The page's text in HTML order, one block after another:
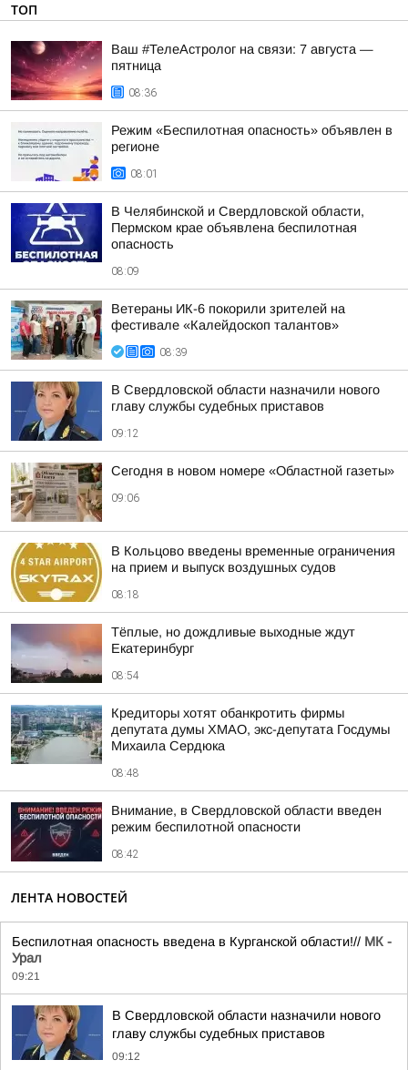
ТОП
Ваш #ТелеАстролог на связи: 7 августа —
пятница
08:36
Режим «Беспилотная опасность» объявлен в
регионе
08:01
В Челябинской и Свердловской области,
Пермском крае объявлена беспилотная
опасность
08:09
Ветераны ИК-6 покорили зрителей на
фестивале «Калейдоскоп талантов»
08:39
В Свердловской области назначили нового
главу службы судебных приставов
09:12
Сегодня в новом номере «Областной газеты»
09:06
В Кольцово введены временные ограничения
на прием и выпуск воздушных судов
08:18
Тёплые, но дождливые выходные ждут
Екатеринбург
08:54
Кредиторы хотят обанкротить фирмы
депутата думы ХМАО, экс-депутата Госдумы
Михаила Сердюка
08:48
Внимание, в Свердловской области введен
режим беспилотной опасности
08:42
ЛЕНТА НОВОСТЕЙ
Беспилотная опасность введена в Курганской области!// МК -
Урал
09:21
В Свердловской области назначили нового
главу службы судебных приставов
09:12